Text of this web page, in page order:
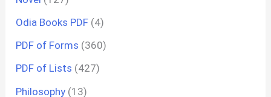
Odia Books PDF (4)
PDF of Forms (360)
PDF of Lists (427)
Philosophy (13)